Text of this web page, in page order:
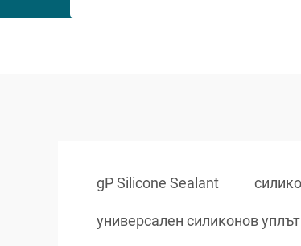
gP Silicone Sealant
универсален силиконов